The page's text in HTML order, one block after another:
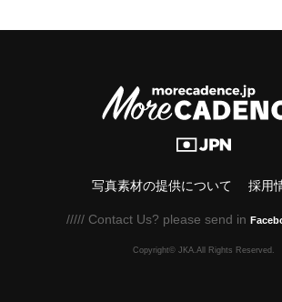
写真素材の提供について 採用
///// Contact Us? please send in
Copyright© JKA.All Rights Reserved.